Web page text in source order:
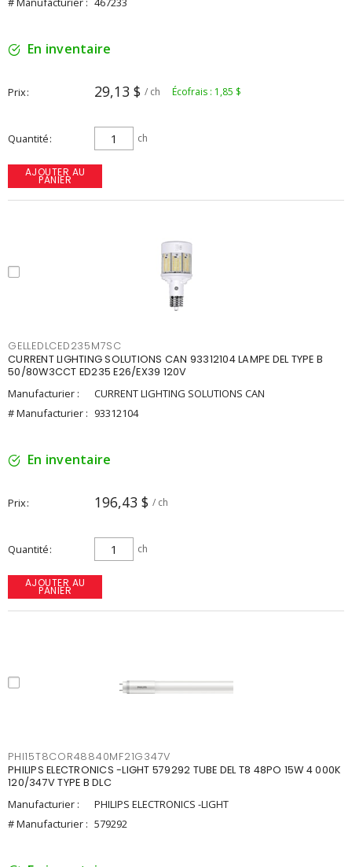
En inventaire
Prix 29,13 $ / ch Écofrais : 1,85 $
Quantité ch
AJOUTER AU
PANIER
GELLEDLCED235M7SC
CURRENT LIGHTING SOLUTIONS CAN 93312104 LAMPE DEL TYPE B
50/80W3CCT ED235 E26/EX39 120V
Manufacturier :
CURRENT LIGHTING SOLUTIONS CAN
# Manufacturier : 93312104
En inventaire
Prix 196,43 $ / ch
Quantité ch
AJOUTER AU
PANIER
PHI15T8COR48840MF21G347V
PHILIPS ELECTRONICS -LIGHT 579292 TUBE DEL T8 48PO 15W 4 000K
120/347V TYPE B DLC
Manufacturier :
PHILIPS ELECTRONICS -LIGHT
# Manufacturier : 579292